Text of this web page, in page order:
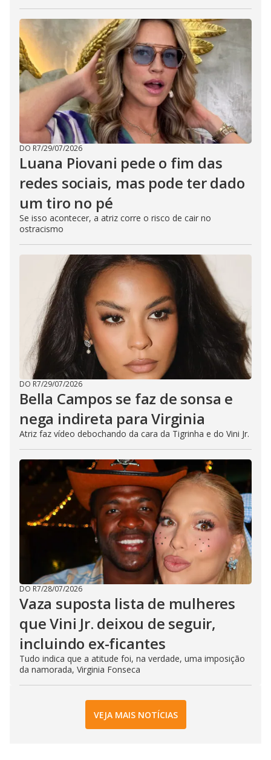
DO R7/29/07/2026
Luana Piovani pede o fim das
redes sociais, mas pode ter dado
um tiro no pé
Se isso acontecer, a atriz corre o risco de cair no
ostracismo
DO R7/29/07/2026
Bella Campos se faz de sonsa e
nega indireta para Virginia
Atriz faz vídeo debochando da cara da Tigrinha e do Vini Jr.
DO R7/28/07/2026
Vaza suposta lista de mulheres
que Vini Jr. deixou de seguir,
incluindo ex-ficantes
Tudo indica que a atitude foi, na verdade, uma imposição
da namorada, Virginia Fonseca
VEJA MAIS NOTÍCIAS